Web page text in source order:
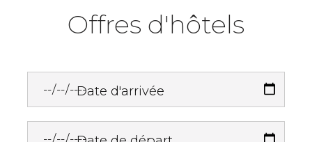
Offres d'hôtels
Date d'arrivée